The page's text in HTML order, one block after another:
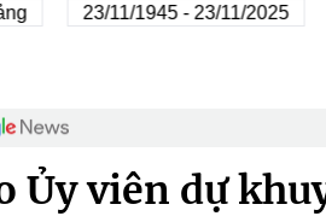
23/11/1945 - 23/11/2025
Ủy viên dự